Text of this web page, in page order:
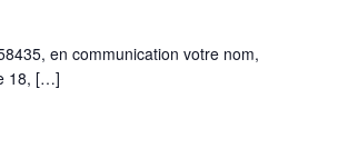
en communication votre nom,
18, […]